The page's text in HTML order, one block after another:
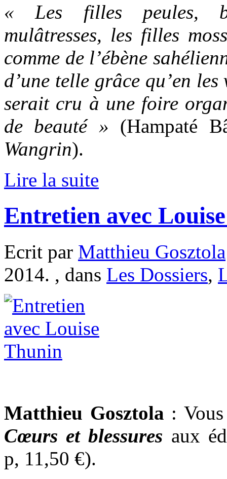
« Les filles peules,
mulâtresses, les filles
comme de l’ébène
d’une telle grâce qu’en
serait cru à une foire
de beauté » (Hampaté
Wangrin).
Lire la suite
Entretien avec
Ecrit par Matthieu Gosztola
2014. , dans Les Dossiers,
Matthieu Gosztola :
Cœurs et blessures aux
p, 11,50 €).